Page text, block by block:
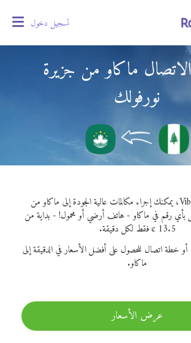
تسجيل دخول
ماكاو من جزيرة
نورفولك
باستخدام Viber Out، يمكنك إجراء مكالمات عالية الجودة إلى ماكاو من
بأي رقم في ماكاو - هاتف أرضي أو محمول! - بداية من
13.5 ¢ فقط لكل دقيقة.
خطة اتصال للحصول على أفضل الأسعار في الدقيقة إلى
ماكاو.
عرض الأسعار